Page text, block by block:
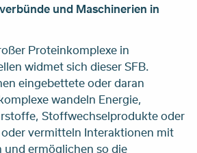
und Maschinerien in
Proteinkomplexe in
widmet sich dieser SFB.
eingebettete oder daran
wandeln Energie,
Stoffwechselprodukte oder
vermitteln Interaktionen mit
und ermöglichen so die